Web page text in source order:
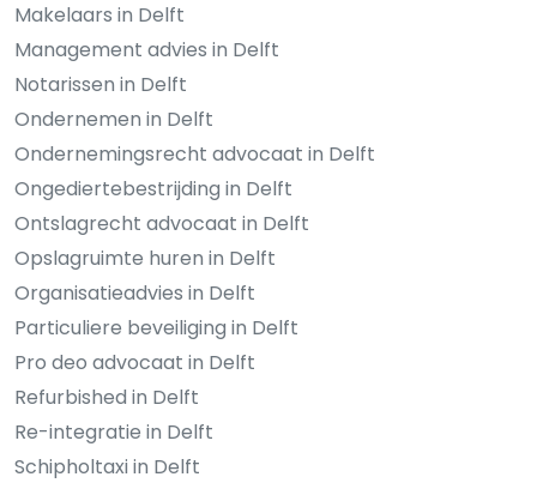
Makelaars in Delft
Management advies in Delft
Notarissen in Delft
Ondernemen in Delft
Ondernemingsrecht advocaat in Delft
Ongediertebestrijding in Delft
Ontslagrecht advocaat in Delft
Opslagruimte huren in Delft
Organisatieadvies in Delft
Particuliere beveiliging in Delft
Pro deo advocaat in Delft
Refurbished in Delft
Re-integratie in Delft
Schipholtaxi in Delft